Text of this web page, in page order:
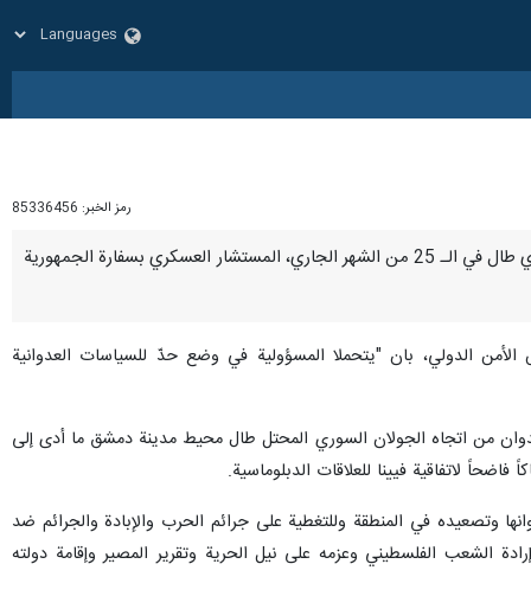
رمز الخبر: 85336456
طهران / 28 کانون الأول / دیسمبر / ارنا –اكدت وزارة الخارجية والمغتربين السورية، على ان "العدوان الصهيوني الذي طال في الـ 25 من الشهر الجاري، المستشار العسكري بسفارة الجمهورية
الدولي، بان "يتحملا المسؤولية في وضع حدّ للسياسات العدوانية
في الساعة 20ر16 من مساء الإثنين الماضي بتنفيذ عدوان من اتجاه الجولان السوري المحتل طال محيط مدينة دمشق ما أدى إلى
لاتفاقية فيينا للعلاقات الدبلوماسية.
وتصعيده في المنطقة وللتغطية على جرائم الحرب والإبادة والجرائم ضد
الشعب الفلسطيني وعزمه على نيل الحرية وتقرير المصير وإقامة دولته